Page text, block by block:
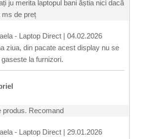
ju merita laptopul bani ăștia nici dacă
de preț
- Laptop Direct | 04.02.2026
ziua, din pacate acest display nu se
gaseste la furnizori.
produs. Recomand
- Laptop Direct | 29.01.2026